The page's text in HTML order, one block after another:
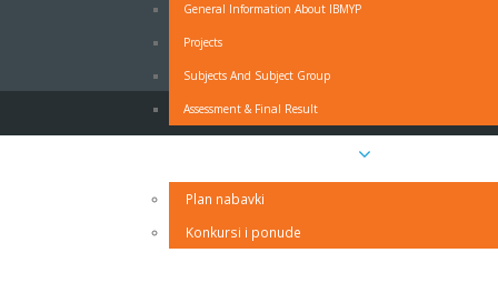
General Information About IBMYP
Projects
Subjects And Subject Group
Assessment & Final Result
Plan nabavki
Konkursi i ponude